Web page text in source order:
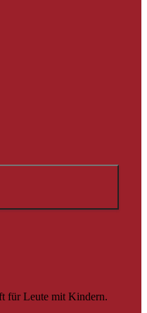
für Leute mit Kindern.